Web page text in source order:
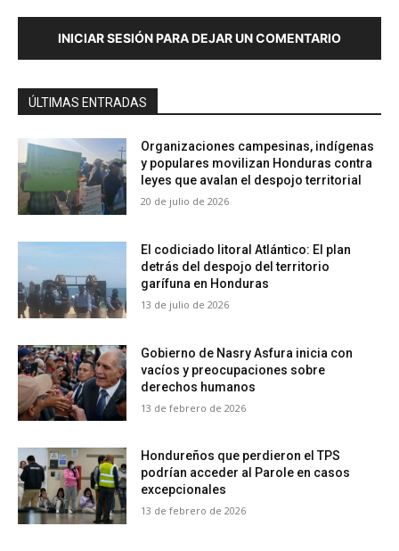
INICIAR SESIÓN PARA DEJAR UN COMENTARIO
ÚLTIMAS ENTRADAS
Organizaciones campesinas, indígenas
y populares movilizan Honduras contra
leyes que avalan el despojo territorial
20 de julio de 2026
El codiciado litoral Atlántico: El plan
detrás del despojo del territorio
garífuna en Honduras
13 de julio de 2026
Gobierno de Nasry Asfura inicia con
vacíos y preocupaciones sobre
derechos humanos
13 de febrero de 2026
Hondureños que perdieron el TPS
podrían acceder al Parole en casos
excepcionales
13 de febrero de 2026